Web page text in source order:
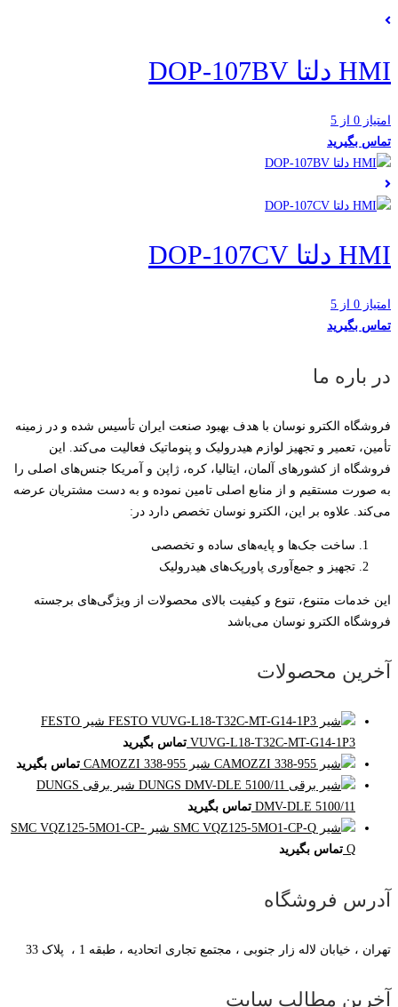
HMI دلتا DOP-107BV
امتیاز 0 از 5
تماس بگیرید
HMI دلتا DOP-107CV
امتیاز 0 از 5
تماس بگیرید
در باره ما
فروشگاه الکترو نوسان با هدف بهبود صنعت ایران تأسیس شده و در زمینه
تأمین، تعمیر و تجهیز لوازم هیدرولیک و پنوماتیک فعالیت می‌کند. این
فروشگاه از کشورهای آلمان، ایتالیا، کره، ژاپن و آمریکا جنس‌های اصلی را
به صورت مستقیم و از منابع اصلی تامین نموده و به دست مشتریان عرضه
می‌کند. علاوه بر این، الکترو نوسان تخصص دارد در:
ساخت جک‌ها و پایه‌های ساده و تخصصی
تجهیز و جمع‌آوری پاورپک‌های هیدرولیک
این خدمات متنوع، تنوع و کیفیت بالای محصولات از ویژگی‌های برجسته
فروشگاه الکترو نوسان می‌باشد
آخرین محصولات
شیر FESTO
VUVG-L18-T32C-MT-G14-1P3 تماس بگیرید
شیر CAMOZZI 338-955
تماس بگیرید
شیر برقی DUNGS
DMV-DLE 5100/11 تماس بگیرید
شیر SMC VQZ125-5MO1-CP-
Q تماس بگیرید
آدرس فروشگاه
تهران ، خیابان لاله زار جنوبی ، مجتمع تجاری اتحادیه ، طبقه 1 ، پلاک 33
آخرین مطالب سایت